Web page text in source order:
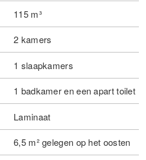
115 m³
2 kamers
1 slaapkamers
1 badkamer en een apart toilet
Laminaat
6,5 m² gelegen op het oosten